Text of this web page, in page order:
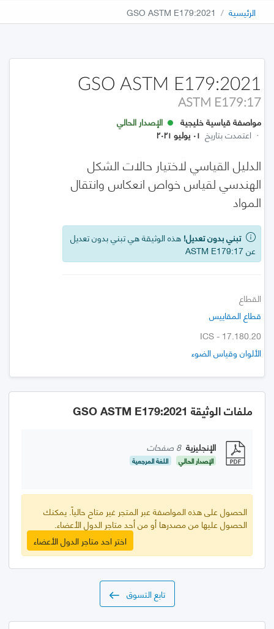
الرئيسية GSO ASTM E179:2021
GSO ASTM E179:2021
ASTM E179:17
مواصفة قياسية خليجية
الإصدار الحالي
· اعتمدت بتاريخ ٠١ يوليو ٢٠٢١
الدليل القياسي لاختيار حالات الشكل
الهندسي لقياس خواص انعكاس وانتقال
المواد
تبني بدون تعديل! هذه الوثيقة هي تبني بدون تعديل
عن ASTM E179:17
القطاع
قطاع المقاييس
ICS - 17.180.20
الألوان وقياس الضوء
ملفات الوثيقة GSO ASTM E179:2021
الإنجليزية 8 صفحات
الإصدار الحالي اللغة المرجعية
الحصول على هذه المواصفة عبر المتجر غير متاح حالياً. يمكنك
الحصول عليها من مصدرها أو من أحد متاجر الدول الأعضاء.
اختر احد متاجر الدول الأعضاء
تابع التسوق